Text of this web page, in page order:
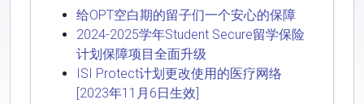
给OPT空白期的留子们一个安心的保障
2024-2025学年Student Secure留学保险
计划保障项目全面升级
ISI Protect计划更改使用的医疗网络
[2023年11月6日生效]